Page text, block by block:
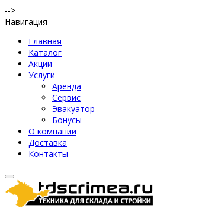
-->
Навигация
Главная
Каталог
Акции
Услуги
Аренда
Сервис
Эвакуатор
Бонусы
О компании
Доставка
Контакты